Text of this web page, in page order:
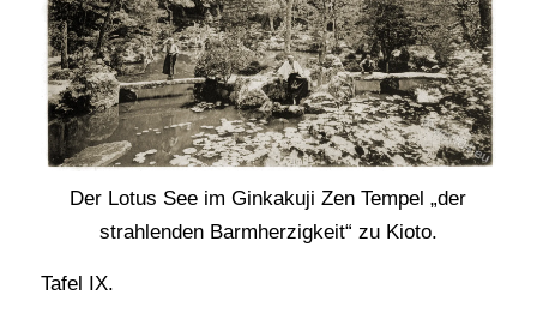
Der Lotus See im Ginkakuji Zen Tempel „der
strahlenden Barmherzigkeit“ zu Kioto.
Tafel IX.